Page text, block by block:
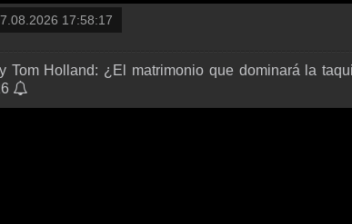
17:58:17
Tom Holland: ¿El matrimonio que dominará la